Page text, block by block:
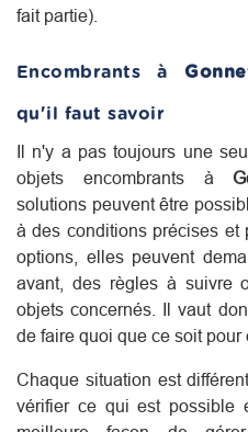
fait partie).
Encombrants à
qu'il faut savoir
Il n'y a pas toujours une
objets encombrants à
solutions peuvent être
à des conditions précises et
options, elles peuvent
avant, des règles à suivre
objets concernés. Il vaut
de faire quoi que ce soit pour
Chaque situation est
vérifier ce qui est possible